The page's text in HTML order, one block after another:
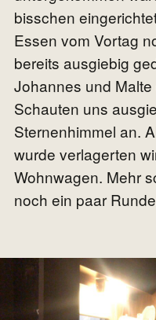
bisschen
Essen vom Vortag
bereits ausgiebig
Johannes und
Schauten uns
Sternenhimmel an.
wurde verlagerten
Wohnwagen. Mehr
noch ein paar